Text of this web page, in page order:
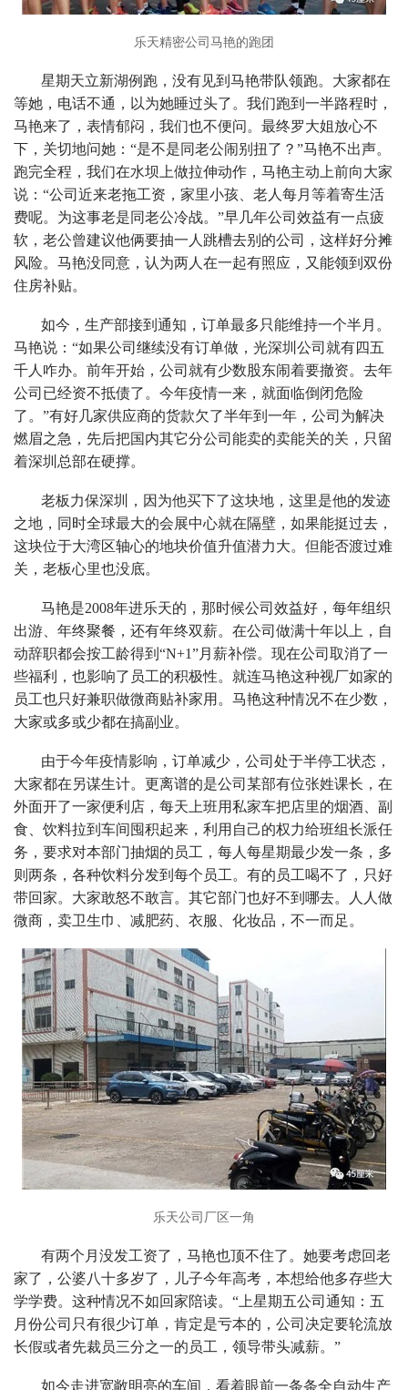
乐天精密公司马艳的跑团
星期天立新湖例跑，没有见到马艳带队领跑。大家都在
等她，电话不通，以为她睡过头了。我们跑到一半路程时，
马艳来了，表情郁闷，我们也不便问。最终罗大姐放心不
下，关切地问她：“是不是同老公闹别扭了？”马艳不出声。
跑完全程，我们在水坝上做拉伸动作，马艳主动上前向大家
说：“公司近来老拖工资，家里小孩、老人每月等着寄生活
费呢。为这事老是同老公冷战。”早几年公司效益有一点疲
软，老公曾建议他俩要抽一人跳槽去别的公司，这样好分摊
风险。马艳没同意，认为两人在一起有照应，又能领到双份
住房补贴。
如今，生产部接到通知，订单最多只能维持一个半月。
马艳说：“如果公司继续没有订单做，光深圳公司就有四五
千人咋办。前年开始，公司就有少数股东闹着要撤资。去年
公司已经资不抵债了。今年疫情一来，就面临倒闭危险
了。”有好几家供应商的货款欠了半年到一年，公司为解决
燃眉之急，先后把国内其它分公司能卖的卖能关的关，只留
着深圳总部在硬撑。
老板力保深圳，因为他买下了这块地，这里是他的发迹
之地，同时全球最大的会展中心就在隔壁，如果能挺过去，
这块位于大湾区轴心的地块价值升值潜力大。但能否渡过难
关，老板心里也没底。
马艳是2008年进乐天的，那时候公司效益好，每年组织
出游、年终聚餐，还有年终双薪。在公司做满十年以上，自
动辞职都会按工龄得到“N+1”月薪补偿。现在公司取消了一
些福利，也影响了员工的积极性。就连马艳这种视厂如家的
员工也只好兼职做微商贴补家用。马艳这种情况不在少数，
大家或多或少都在搞副业。
由于今年疫情影响，订单减少，公司处于半停工状态，
大家都在另谋生计。更离谱的是公司某部有位张姓课长，在
外面开了一家便利店，每天上班用私家车把店里的烟酒、副
食、饮料拉到车间囤积起来，利用自己的权力给班组长派任
务，要求对本部门抽烟的员工，每人每星期最少发一条，多
则两条，各种饮料分发到每个员工。有的员工喝不了，只好
带回家。大家敢怒不敢言。其它部门也好不到哪去。人人做
微商，卖卫生巾、减肥药、衣服、化妆品，不一而足。
乐天公司厂区一角
有两个月没发工资了，马艳也顶不住了。她要考虑回老
家了，公婆八十多岁了，儿子今年高考，本想给他多存些大
学学费。这种情况不如回家陪读。“上星期五公司通知：五
月份公司只有很少订单，肯定是亏本的，公司决定要轮流放
长假或者先裁员三分之一的员工，领导带头减薪。”
如今走进宽敞明亮的车间，看着眼前一条条全自动生产